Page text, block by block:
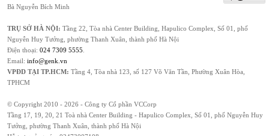
Bà Nguyễn Bích Minh
TRỤ SỞ HÀ NỘI: Tầng 22, Tòa nhà Center Building, Hapulico Complex, Số 01, phố
Nguyễn Huy Tưởng, phường Thanh Xuân, thành phố Hà Nội
Điện thoại: 024 7309 5555
Email: info@genk.vn
VPĐD TẠI TP.HCM: Tầng 4, Tòa nhà 123, số 127 Võ Văn Tần, Phường Xuân Hòa,
TPHCM
© Copyright 2010 - 2026 - Công ty Cổ phần VCCorp
Tầng 17, 19, 20, 21 Toà nhà Center Building - Hapulico Complex, Số 01, phố Nguyễn Huy
Tưởng, phường Thanh Xuân, thành phố Hà Nội